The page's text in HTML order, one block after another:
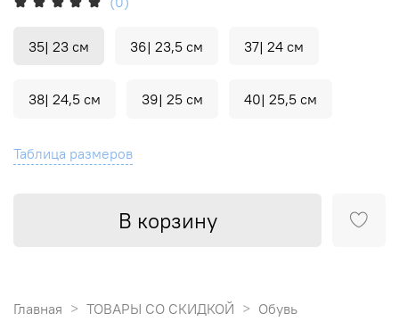
Таблица размеров
В корзину
35| 23 см 36| 23,5 см 37| 24 см
38| 24,5 см 39| 25 см 40| 25,5 см
Главная ТОВАРЫ СО СКИДКОЙ Обувь